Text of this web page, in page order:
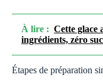
À lire : Cette glace
ingrédients, zéro
Étapes de préparation